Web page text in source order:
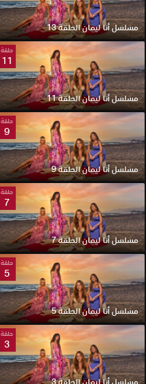
مسلسل أنا ليمان الحلقة 13
حلقة
11
مسلسل أنا ليمان الحلقة 11
حلقة
9
مسلسل أنا ليمان الحلقة 9
حلقة
7
مسلسل أنا ليمان الحلقة 7
حلقة
5
مسلسل أنا ليمان الحلقة 5
حلقة
3